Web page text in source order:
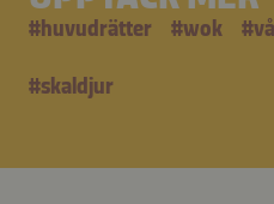
#huvudrätter #wok #
#skaldjur